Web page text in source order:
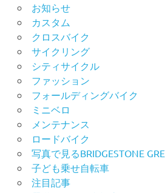
お知らせ
カスタム
クロスバイク
サイクリング
シティサイクル
ファッション
フォールディングバイク
ミニベロ
メンテナンス
ロードバイク
写真で見るBRIDGESTONE
子ども乗せ自転車
注目記事